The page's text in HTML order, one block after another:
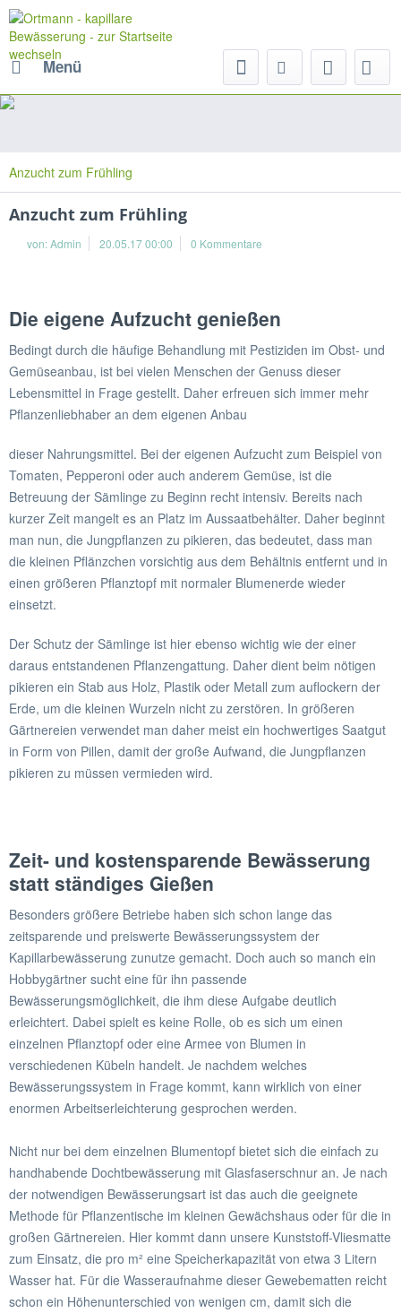
Menü
Anzucht zum Frühling
Anzucht zum Frühling
von:Admin 20.05.17 00:00 0 Kommentare
Die eigene Aufzucht genießen
Bedingt durch die häufige Behandlung mit Pestiziden im Obst- und
Gemüseanbau, ist bei vielen Menschen der Genuss dieser
Lebensmittel in Frage gestellt. Daher erfreuen sich immer mehr
Pflanzenliebhaber an dem eigenen Anbau
dieser Nahrungsmittel. Bei der eigenen Aufzucht zum Beispiel von
Tomaten, Pepperoni oder auch anderem Gemüse, ist die
Betreuung der Sämlinge zu Beginn recht intensiv. Bereits nach
kurzer Zeit mangelt es an Platz im Aussaatbehälter. Daher beginnt
man nun, die Jungpflanzen zu pikieren, das bedeutet, dass man
die kleinen Pflänzchen vorsichtig aus dem Behältnis entfernt und in
einen größeren Pflanztopf mit normaler Blumenerde wieder
einsetzt.
Der Schutz der Sämlinge ist hier ebenso wichtig wie der einer
daraus entstandenen Pflanzengattung. Daher dient beim nötigen
pikieren ein Stab aus Holz, Plastik oder Metall zum auflockern der
Erde, um die kleinen Wurzeln nicht zu zerstören. In größeren
Gärtnereien verwendet man daher meist ein hochwertiges Saatgut
in Form von Pillen, damit der große Aufwand, die Jungpflanzen
pikieren zu müssen vermieden wird.
Zeit- und kostensparende Bewässerung
statt ständiges Gießen
Besonders größere Betriebe haben sich schon lange das
zeitsparende und preiswerte Bewässerungssystem der
Kapillarbewässerung zunutze gemacht. Doch auch so manch ein
Hobbygärtner sucht eine für ihn passende
Bewässerungsmöglichkeit, die ihm diese Aufgabe deutlich
erleichtert. Dabei spielt es keine Rolle, ob es sich um einen
einzelnen Pflanztopf oder eine Armee von Blumen in
verschiedenen Kübeln handelt. Je nachdem welches
Bewässerungssystem in Frage kommt, kann wirklich von einer
enormen Arbeitserleichterung gesprochen werden.
Nicht nur bei dem einzelnen Blumentopf bietet sich die einfach zu
handhabende Dochtbewässerung mit Glasfaserschnur an. Je nach
der notwendigen Bewässerungsart ist das auch die geeignete
Methode für Pflanzentische im kleinen Gewächshaus oder für die in
großen Gärtnereien. Hier kommt dann unsere Kunststoff-Vliesmatte
zum Einsatz, die pro m² eine Speicherkapazität von etwa 3 Litern
Wasser hat. Für die Wasseraufnahme dieser Gewebematten reicht
schon ein Höhenunterschied von wenigen cm, damit sich die